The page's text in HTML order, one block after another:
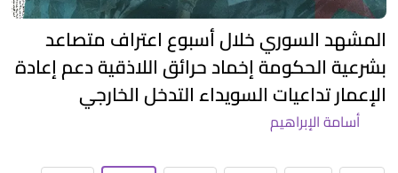
المشهد السوري خلال أسبوع اعتراف متصاعد
بشرعية الحكومة إخماد حرائق اللاذقية دعم إعادة
الإعمار تداعيات السويداء التدخل الخارجي
أسامة الإبراهيم